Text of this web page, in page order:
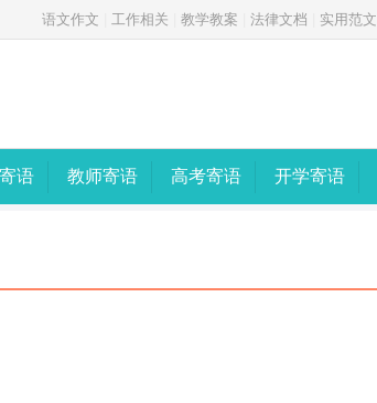
语文作文 工作相关 教学教案 法律文档 实用范文
语 教师寄语 高考寄语 开学寄语